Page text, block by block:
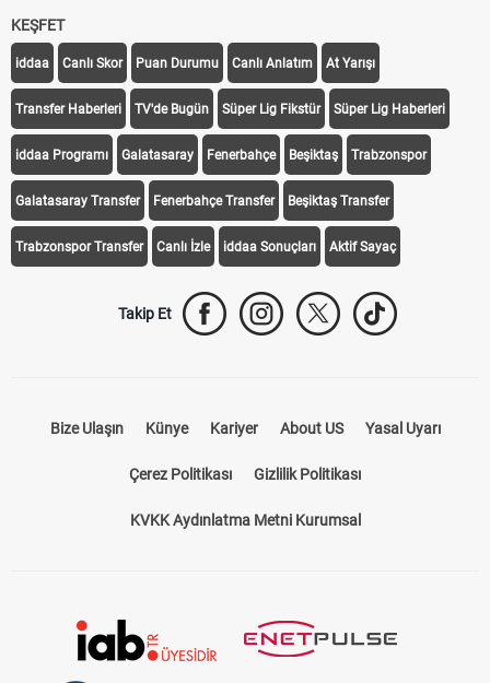
KEŞFET
iddaa Canlı Skor Puan Durumu Canlı Anlatım At Yarışı
Transfer Haberleri TV'de Bugün Süper Lig Fikstür Süper Lig Haberleri
iddaa Programı Galatasaray Fenerbahçe Beşiktaş Trabzonspor
Galatasaray Transfer Fenerbahçe Transfer Beşiktaş Transfer
Trabzonspor Transfer Canlı İzle iddaa Sonuçları Aktif Sayaç
Takip Et
Bize Ulaşın Künye Kariyer About US Yasal Uyarı
Çerez Politikası Gizlilik Politikası
KVKK Aydınlatma Metni Kurumsal